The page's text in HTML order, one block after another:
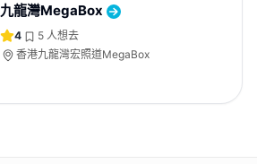
九龍灣MegaBox
4 5 人想去
香港九龍灣宏照道MegaBox